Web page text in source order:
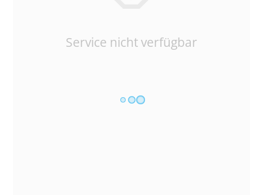
Service nicht verfügbar